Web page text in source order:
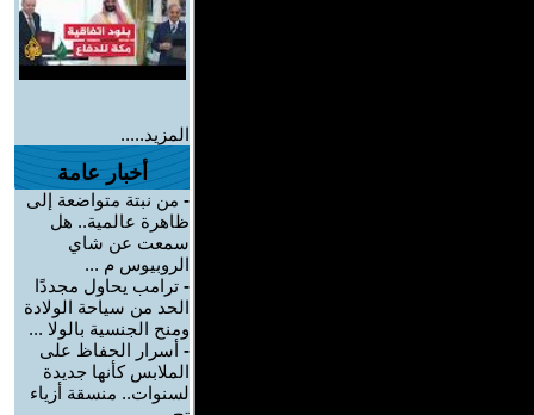
المزيد.....
أخبار عامة
- من نبتة متواضعة إلى
ظاهرة عالمية.. هل
سمعت عن شاي
الروبيوس م ...
- ترامب يحاول مجددًا
الحد من سياحة الولادة
ومنح الجنسية بالولا ...
- أسرار الحفاظ على
الملابس كأنها جديدة
لسنوات.. منسقة أزياء